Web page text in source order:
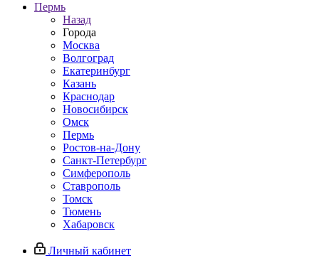
Пермь
Назад
Города
Москва
Волгоград
Екатеринбург
Казань
Краснодар
Новосибирск
Омск
Пермь
Ростов-на-Дону
Санкт-Петербург
Симферополь
Ставрополь
Томск
Тюмень
Хабаровск
Личный кабинет